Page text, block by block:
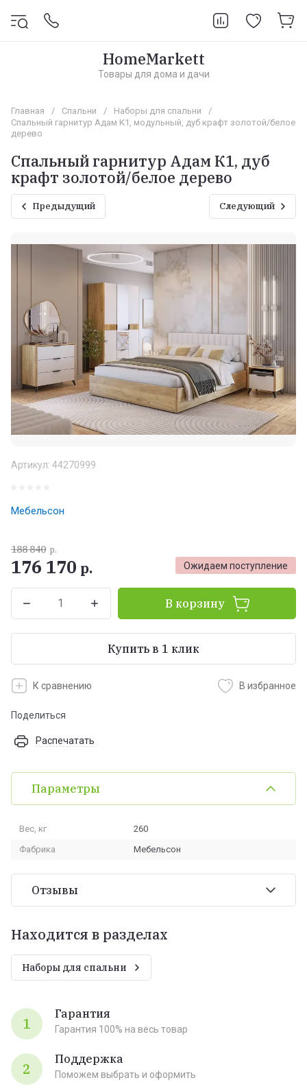
HomeMarkett
Товары для дома и дачи
Главная / Спальни / Наборы для спальни
/
Спальный гарнитур Адам К1, модульный, дуб крафт золотой/белое
дерево
Спальный гарнитур Адам К1, дуб
крафт золотой/белое дерево
Предыдущий Следующий
Артикул: 44270999
Мебельсон
Ожидаем поступление
188 840 р.
176 170 р.
В корзину
Купить в 1 клик
К сравнению В избранное
Поделиться
Распечатать
Параметры
Вес, кг
260
Фабрика
Мебельсон
Отзывы
Находится в разделах
Наборы для спальни
1
Гарантия
Гарантия 100% на весь товар
2
Поддержка
Поможем выбрать и оформить